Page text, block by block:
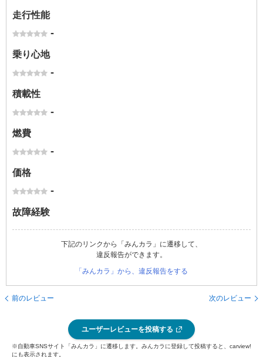
走行性能
-
乗り心地
-
積載性
-
燃費
-
価格
-
故障経験
下記のリンクから「みんカラ」に遷移して、
違反報告ができます。
「みんカラ」から、違反報告をする
前のレビュー 次のレビュー
ユーザーレビューを投稿する
※自動車SNSサイト「みんカラ」に遷移します。みんカラに登録して投稿すると、carview!
にも表示されます。